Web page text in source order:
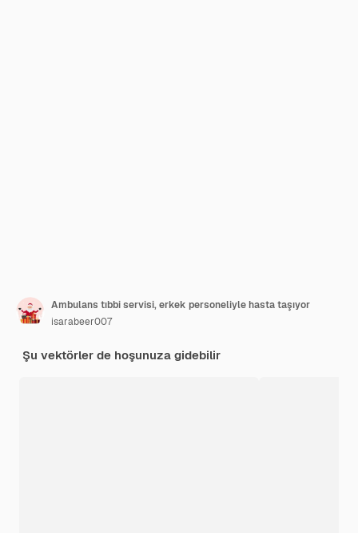
Ambulans tıbbi servisi, erkek personeliyle hasta taşıyor
isarabeer007
Şu vektörler de hoşunuza gidebilir